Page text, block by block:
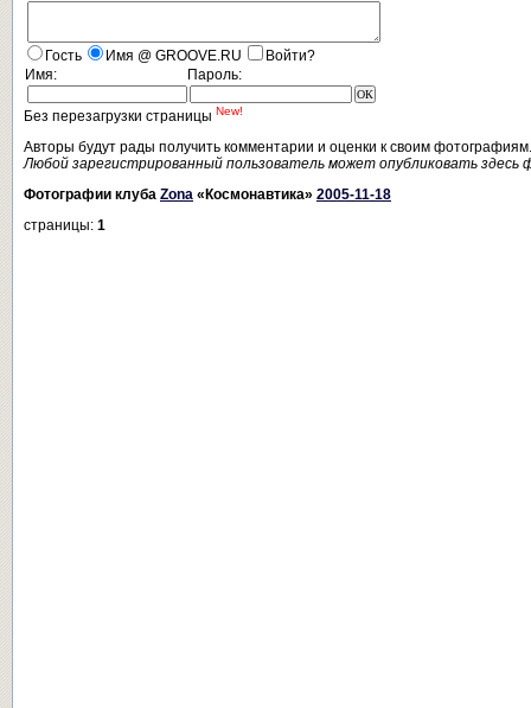
Гость Имя @ GROOVE.RU
Войти?
Имя:
Пароль:
Без перезагрузки страницы New!
Авторы будут рады получить комментарии и оценки к своим
Любой зарегистрированный пользователь может опубликовать здесь
Фотографии клуба Zona «Космонавтика» 2005-11-18
страницы: 1